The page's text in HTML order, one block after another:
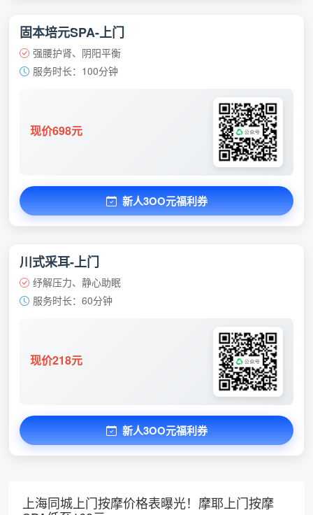
固本培元SPA-上门
强腰护肾、阴阳平衡
服务时长：100分钟
现价698元
新人3OO元福利券
川式采耳-上门
纾解压力、静心助眠
服务时长：60分钟
现价218元
新人3OO元福利券
上海同城上门按摩价格表曝光！摩耶上门按摩